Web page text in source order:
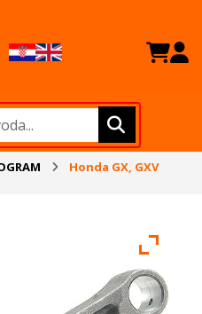
Honda GX, GXV